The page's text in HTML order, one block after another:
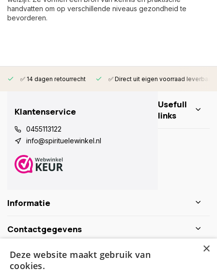
handvatten om op verschillende niveaus gezondheid te
bevorderen.
✅ 14 dagen retourrecht ✅ Direct uit eigen voorraad leverbaar
Klantenservice
0455113122
info@spirituelewinkel.nl
Usefull
links
Informatie
Contactgegevens
Schijf je nu in voor de nieuwsbrief
×
Deze website maakt gebruik van
cookies.